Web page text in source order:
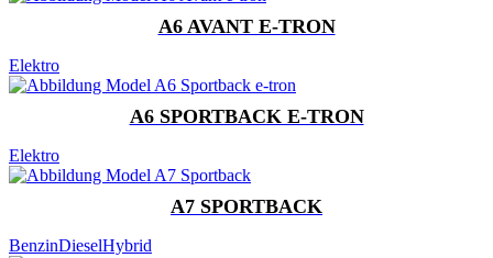
A6 AVANT E-TRON
Elektro
A6 SPORTBACK E-TRON
Elektro
A7 SPORTBACK
BenzinDieselHybrid